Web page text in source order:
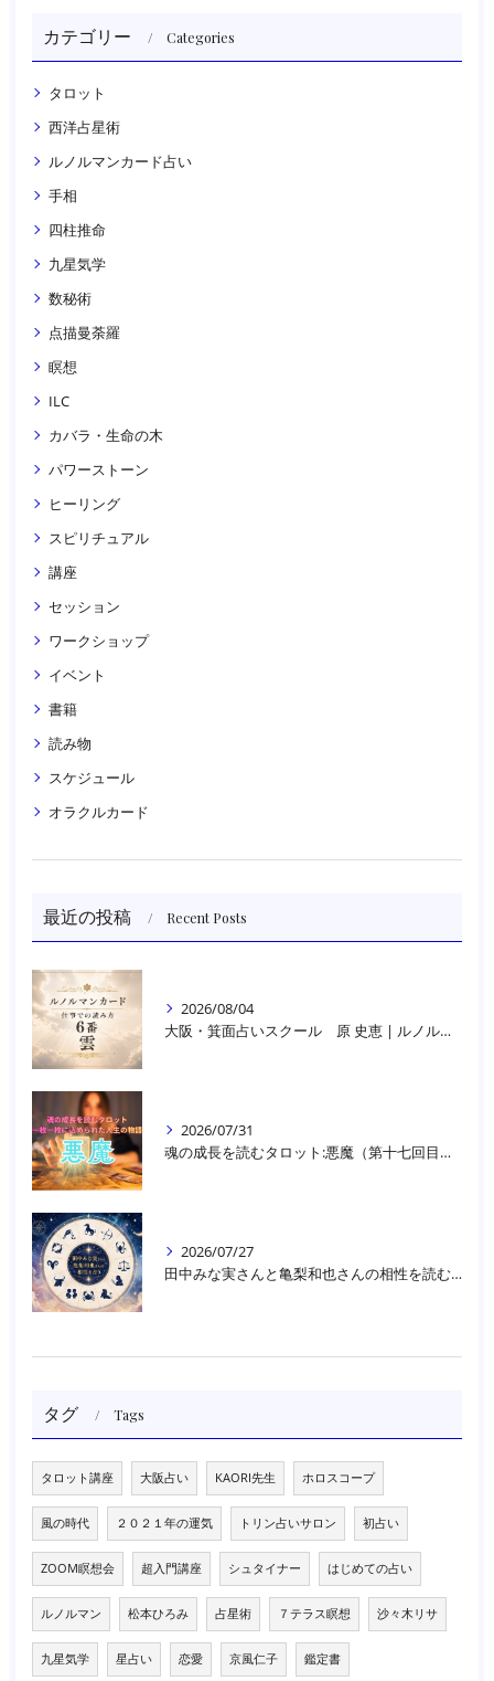
カテゴリー Categories
タロット
西洋占星術
ルノルマンカード占い
手相
四柱推命
九星気学
数秘術
点描曼荼羅
瞑想
ILC
カバラ・生命の木
パワーストーン
ヒーリング
スピリチュアル
講座
セッション
ワークショップ
イベント
書籍
読み物
スケジュール
オラクルカード
最近の投稿 Recent Posts
2026/08/04
大阪・箕面占いスクール 原 史恵 | ルノルマンカード読み方のコツ「雲」 仕事をテーマに占った場合
2026/07/31
魂の成長を読むタロット:悪魔（第十七回目）｜大阪・箕面占いスクールラブアンドライト
2026/07/27
田中みな実さんと亀梨和也さんの相性を読む｜大阪・箕面占いスクールラブアンドライト
タグ Tags
タロット講座 大阪占い KAORI先生 ホロスコープ
風の時代 ２０２１年の運気 トリン占いサロン 初占い
ZOOM瞑想会 超入門講座 シュタイナー はじめての占い
ルノルマン 松本ひろみ 占星術 ７テラス瞑想 沙々木リサ
九星気学 星占い 恋愛 京風仁子 鑑定書